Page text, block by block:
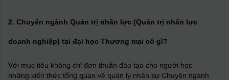
2. Chuyên ngành Quản trị nhân lực (Quản trị nhân lực
doanh nghiệp) tại đại học Thương mại có gì?
Với mục tiêu không chỉ đơn thuần đào tạo cho người học
những kiến thức tổng quan về quản lý nhân sự Chuyên ngành